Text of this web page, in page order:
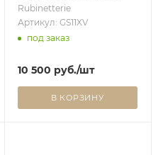
Rubinetterie
Артикул: GS11XV
под заказ
10 500 руб./шт
В КОРЗИНУ